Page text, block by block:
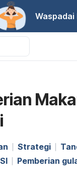
Strategi
Pemberian